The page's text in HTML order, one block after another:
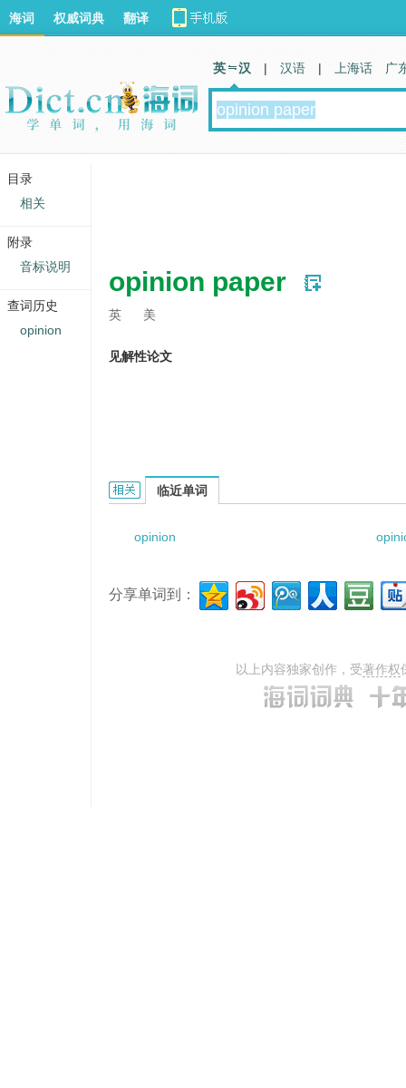
opinion paper
英 美
见解性论文
opinion paper的相关资料：
临近单词
opinion
分享单词到：
以上内容独家创作，受著作权
海词 权威词典 翻译
英 汉 | 汉语 | 上海话 广
目录
相关
附录
音标说明
查词历史
opinion